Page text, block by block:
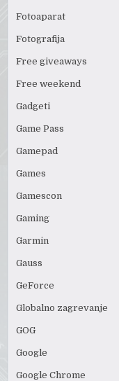
Fotoaparat
Fotografija
Free giveaways
Free weekend
Gadgeti
Game Pass
Gamepad
Games
Gamescon
Gaming
Garmin
Gauss
GeForce
Globalno zagrevanje
GOG
Google
Google Chrome